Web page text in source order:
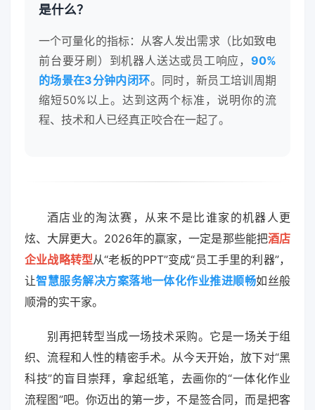
是什么？
一个可量化的指标：从客人发出需求（比如致电
前台要牙刷）到机器人送达或员工响应， 90%
的场景在3分钟内闭环。同时，新员工培训周期
缩短50%以上。达到这两个标准，说明你的流
程、技术和人已经真正咬合在一起了。
酒店业的淘汰赛，从来不是比谁家的机器人更
炫、大屏更大。2026年的赢家，一定是那些能把酒店
企业战略转型从“老板的PPT”变成“员工手里的利器”，
让智慧服务解决方案落地一体化作业推进顺畅如丝般
顺滑的实干家。
别再把转型当成一场技术采购。它是一场关于组
织、流程和人性的精密手术。从今天开始，放下对“黑
科技”的盲目崇拜，拿起纸笔，去画你的“一体化作业
流程图”吧。你迈出的第一步，不是签合同，而是把客